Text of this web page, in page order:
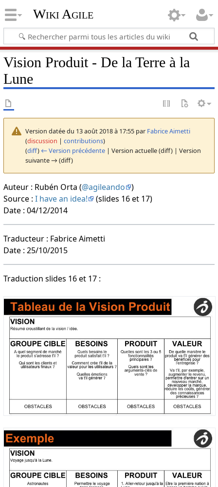
Wiki Agile
Vision Produit - De la Terre à la
Lune
Version datée du 13 août 2018 à 17:55 par Fabrice Aimetti
(discussion | contributions)
(diff) ← Version précédente| Version actuelle (diff) | Version
suivante → (diff)
Auteur : Rubén Orta (@agileando
)
Source : I have an idea!
(slides 16 et 17)
Date : 04/12/2014
Traducteur : Fabrice Aimetti
Date : 25/10/2015
Traduction slides 16 et 17 :